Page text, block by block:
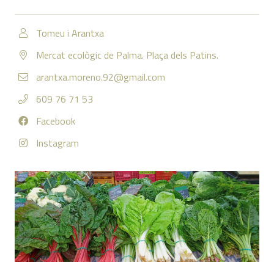
Tomeu i Arantxa
Mercat ecològic de Palma. Plaça dels Patins.
arantxa.moreno.92@gmail.com
609 76 71 53
Facebook
Instagram